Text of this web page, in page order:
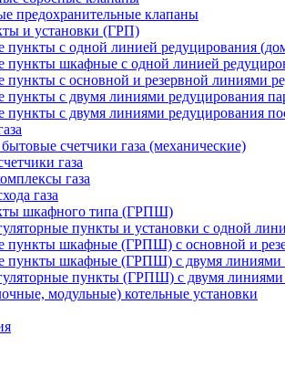
предохранительные клапаны
и установки (ГРП)
пункты с одной линией редуцирования
пункты шкафные с одной линией
пункты с основной и резервной линиями
пункты с двумя линиями редуцирования
пункты с двумя линиями редуцирования
счетчики газа (механические)
газа
газа
газа
шкафного типа (ГРПШ)
пункты и установки c одной
пункты шкафные (ГРПШ) с основной и
пункты шкафные (ГРПШ) с двумя линиями
пункты (ГРПШ) c двумя линиями
модульные) котельные установки